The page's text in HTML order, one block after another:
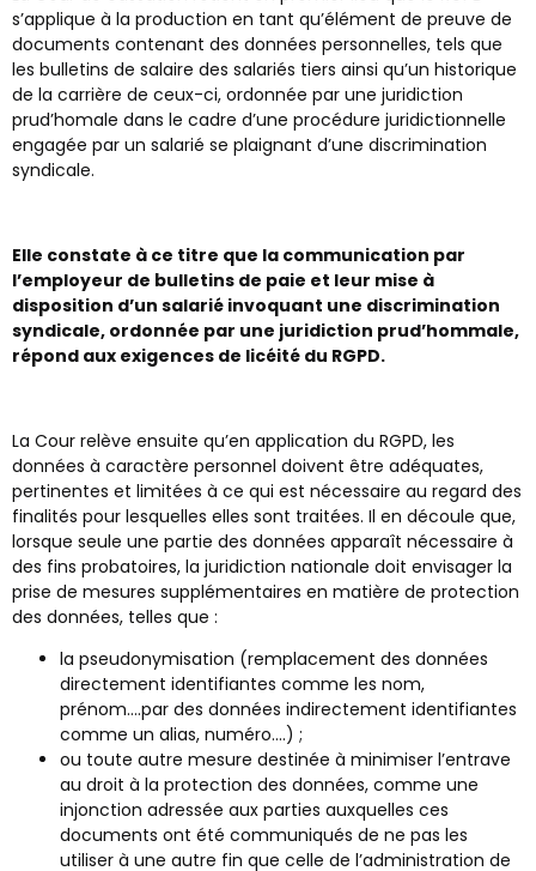
s’applique à la production en tant qu’élément de preuve de
documents contenant des données personnelles, tels que
les bulletins de salaire des salariés tiers ainsi qu’un historique
de la carrière de ceux-ci, ordonnée par une juridiction
prud’homale dans le cadre d’une procédure juridictionnelle
engagée par un salarié se plaignant d’une discrimination
syndicale.
Elle constate à ce titre que la communication par
l’employeur de bulletins de paie et leur mise à
disposition d’un salarié invoquant une discrimination
syndicale, ordonnée par une juridiction prud’hommale,
répond aux exigences de licéité du RGPD.
La Cour relève ensuite qu’en application du RGPD, les
données à caractère personnel doivent être adéquates,
pertinentes et limitées à ce qui est nécessaire au regard des
finalités pour lesquelles elles sont traitées. Il en découle que,
lorsque seule une partie des données apparaît nécessaire à
des fins probatoires, la juridiction nationale doit envisager la
prise de mesures supplémentaires en matière de protection
des données, telles que :
la pseudonymisation (remplacement des données
directement identifiantes comme les nom,
prénom….par des données indirectement identifiantes
comme un alias, numéro….) ;
ou toute autre mesure destinée à minimiser l’entrave
au droit à la protection des données, comme une
injonction adressée aux parties auxquelles ces
documents ont été communiqués de ne pas les
utiliser à une autre fin que celle de l’administration de